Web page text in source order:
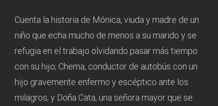
Cuenta la historia de Mónica, viuda y madre de un
niño que echa mucho de menos a su marido y se
refugia en el trabajo olvidando pasar más tiempo
con su hijo; Chema, conductor de autobús con un
hijo gravemente enfermo y escéptico ante los
milagros; y Doña Cata, una señora mayor que se